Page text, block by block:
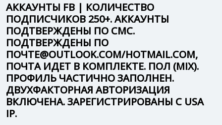
АККАУНТЫ FB | КОЛИЧЕСТВО
ПОДПИСЧИКОВ 250+. АККАУНТЫ
ПОДТВЕРЖДЕНЫ ПО СМС.
ПОДТВЕРЖДЕНЫ ПО
ПОЧТЕ@OUTLOOK.COM/HOTMAIL.COM,
ПОЧТА ИДЕТ В КОМПЛЕКТЕ. ПОЛ (MIX).
ПРОФИЛЬ ЧАСТИЧНО ЗАПОЛНЕН.
ДВУХФАКТОРНАЯ АВТОРИЗАЦИЯ
ВКЛЮЧЕНА. ЗАРЕГИСТРИРОВАНЫ С USA
IP.